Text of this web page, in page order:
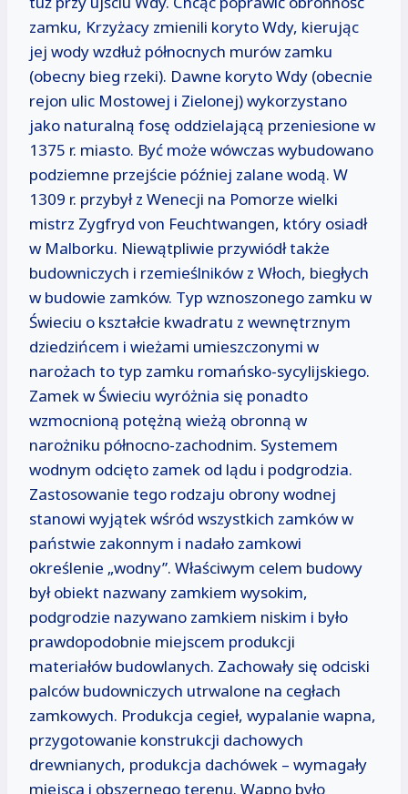
zamku, Krzyżacy zmienili koryto Wdy, kierując
jej wody wzdłuż północnych murów zamku
(obecny bieg rzeki). Dawne koryto Wdy (obecnie
rejon ulic Mostowej i Zielonej) wykorzystano
jako naturalną fosę oddzielającą przeniesione w
1375 r. miasto. Być może wówczas wybudowano
podziemne przejście później zalane wodą. W
1309 r. przybył z Wenecji na Pomorze wielki
mistrz Zygfryd von Feuchtwangen, który osiadł
w Malborku. Niewątpliwie przywiódł także
budowniczych i rzemieślników z Włoch, biegłych
w budowie zamków. Typ wznoszonego zamku w
Świeciu o kształcie kwadratu z wewnętrznym
dziedzińcem i wieżami umieszczonymi w
narożach to typ zamku romańsko-sycylijskiego.
Zamek w Świeciu wyróżnia się ponadto
wzmocnioną potężną wieżą obronną w
narożniku północno-zachodnim. Systemem
wodnym odcięto zamek od lądu i podgrodzia.
Zastosowanie tego rodzaju obrony wodnej
stanowi wyjątek wśród wszystkich zamków w
państwie zakonnym i nadało zamkowi
określenie „wodny”. Właściwym celem budowy
był obiekt nazwany zamkiem wysokim,
podgrodzie nazywano zamkiem niskim i było
prawdopodobnie miejscem produkcji
materiałów budowlanych. Zachowały się odciski
palców budowniczych utrwalone na cegłach
zamkowych. Produkcja cegieł, wypalanie wapna,
przygotowanie konstrukcji dachowych
drewnianych, produkcja dachówek – wymagały
miejsca i obszernego terenu. Wapno było